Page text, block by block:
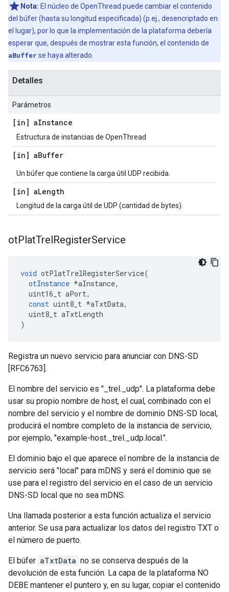
Nota: El núcleo de OpenThread puede cambiar el contenido
del búfer (hasta su longitud especificada) (p.ej., desencriptado en
el lugar), por lo que la implementación de la plataforma debería
esperar que, después de mostrar esta función, el contenido de
aBuffer se haya alterado.
Detalles
Parámetros
[in] aInstance
Estructura de instancias de OpenThread
[in] aBuffer
Un búfer que contiene la carga útil UDP recibida.
[in] aLength
Longitud de la carga útil de UDP (cantidad de bytes).
otPlatTrelRegisterService
void otPlatTrelRegisterService(
otInstance *aInstance,
uint16_t aPort,
const uint8_t *aTxtData,
uint8_t aTxtLength
)
Registra un nuevo servicio para anunciar con DNS-SD
[RFC6763].
El nombre del servicio es "_trel._udp". La plataforma debe
usar su propio nombre de host, el cual, combinado con el
nombre del servicio y el nombre de dominio DNS-SD local,
producirá el nombre completo de la instancia de servicio,
por ejemplo, "example-host._trel._udp.local.".
El dominio bajo el que aparece el nombre de la instancia de
servicio será "local" para mDNS y será el dominio que se
use para el registro del servicio en el caso de un servicio
DNS-SD local que no sea mDNS.
Una llamada posterior a esta función actualiza el servicio
anterior. Se usa para actualizar los datos del registro TXT o
el número de puerto.
El búfer aTxtData no se conserva después de la
devolución de esta función. La capa de la plataforma NO
DEBE mantener el puntero y, en su lugar, copiar el contenido